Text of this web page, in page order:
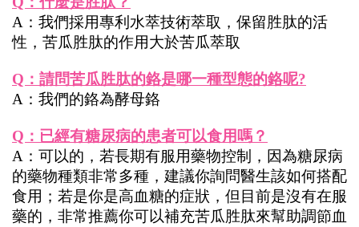
A：我們採用專利水萃技術萃取，保留胜肽的活
性，苦瓜胜肽的作用大於苦瓜萃取
Q：請問苦瓜胜肽的鉻是哪一種型態的鉻呢?
A：我們的鉻為酵母鉻
Q：已經有糖尿病的患者可以食用嗎？
A：可以的，若長期有服用藥物控制，因為糖尿病
的藥物種類非常多種，建議你詢問醫生該如何搭配
食用；若是你是高血糖的症狀，但目前是沒有在服
藥的，非常推薦你可以補充苦瓜胜肽來幫助調節血